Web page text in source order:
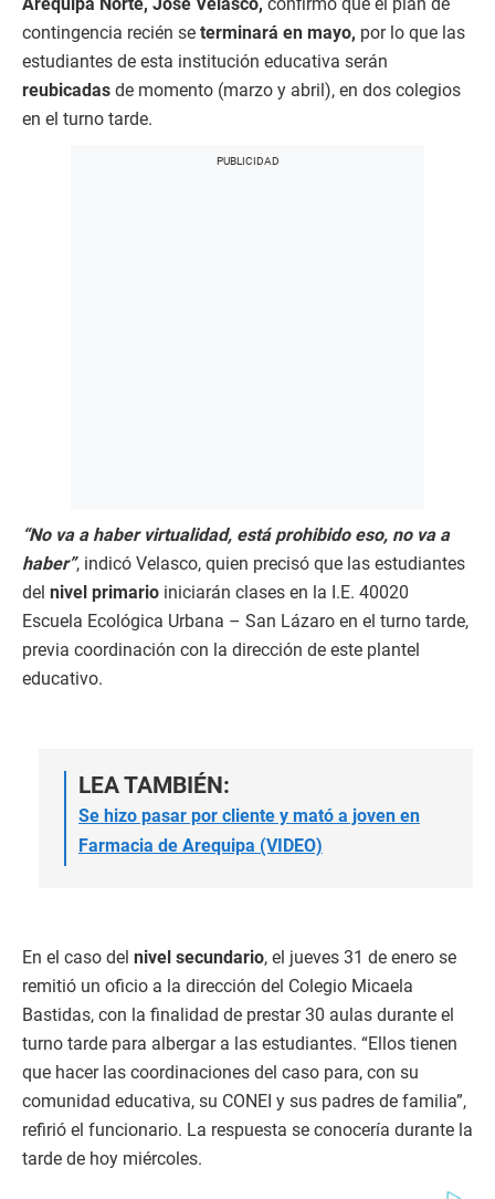
contingencia recién se terminará en mayo, por lo que las
estudiantes de esta institución educativa serán
reubicadas de momento (marzo y abril), en dos colegios
en el turno tarde.
“No va a haber virtualidad, está prohibido eso, no va a
haber”, indicó Velasco, quien precisó que las estudiantes
del nivel primario iniciarán clases en la I.E. 40020
Escuela Ecológica Urbana – San Lázaro en el turno tarde,
previa coordinación con la dirección de este plantel
educativo.
LEA TAMBIÉN:
Se hizo pasar por cliente y mató a joven en
Farmacia de Arequipa (VIDEO)
En el caso del nivel secundario, el jueves 31 de enero se
remitió un oficio a la dirección del Colegio Micaela
Bastidas, con la finalidad de prestar 30 aulas durante el
turno tarde para albergar a las estudiantes. “Ellos tienen
que hacer las coordinaciones del caso para, con su
comunidad educativa, su CONEI y sus padres de familia”,
refirió el funcionario. La respuesta se conocería durante la
tarde de hoy miércoles.